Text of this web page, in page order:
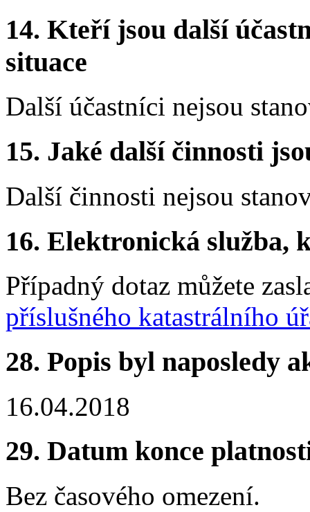
14. Kteří jsou další
situace
Další účastníci nejsou
15. Jaké další činnosti
Další činnosti nejsou
16. Elektronická služba,
Případný dotaz můžete
příslušného katastrálního
28. Popis byl naposledy
16.04.2018
29. Datum konce
Bez časového omezení.